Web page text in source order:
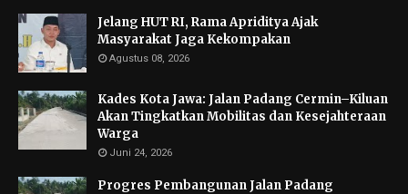
Jelang HUT RI, Rama Apriditya Ajak
Masyarakat Jaga Kekompakan
Agustus 08, 2026
Kades Kota Jawa: Jalan Padang Cermin–Kiluan
Akan Tingkatkan Mobilitas dan Kesejahteraan
Warga
Juni 24, 2026
Progres Pembangunan Jalan Padang